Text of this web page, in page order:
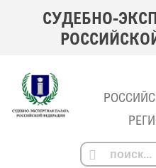
СУДЕБНО-